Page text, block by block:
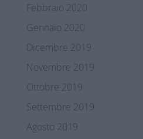
Febbraio 2020
Gennaio 2020
Dicembre 2019
Novembre 2019
Ottobre 2019
Settembre 2019
Agosto 2019